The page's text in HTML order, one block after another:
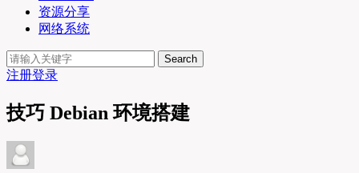
资源分享
网络系统
Search
注册登录
技巧 Debian 环境搭建